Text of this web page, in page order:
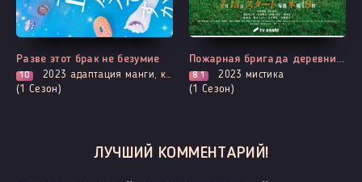
Выходит - 7 Серия
Разве этот брак не безумие
10 2023 адаптация манги, комедия, романтика
(1 Сезон)
Все серии
Пожарная бригада деревни Хаябуса
8.1 2023 мистика
(1 Сезон)
ЛУЧШИЙ КОММЕНТАРИЙ!